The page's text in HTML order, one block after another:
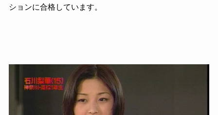
ションに合格しています。